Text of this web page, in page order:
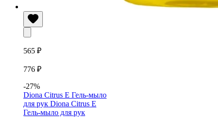
565 ₽
776 ₽
-27%
Diona Citrus Е Гель-мыло
для рук Diona Citrus Е
Гель-мыло для рук